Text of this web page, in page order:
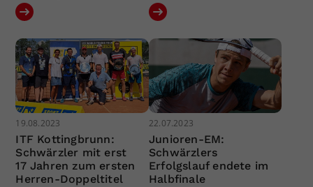
19.08.2023
ITF Kottingbrunn:
Schwärzler mit erst
17 Jahren zum ersten
Herren-Doppeltitel
22.07.2023
Junioren-EM:
Schwärzlers
Erfolgslauf endete im
Halbfinale